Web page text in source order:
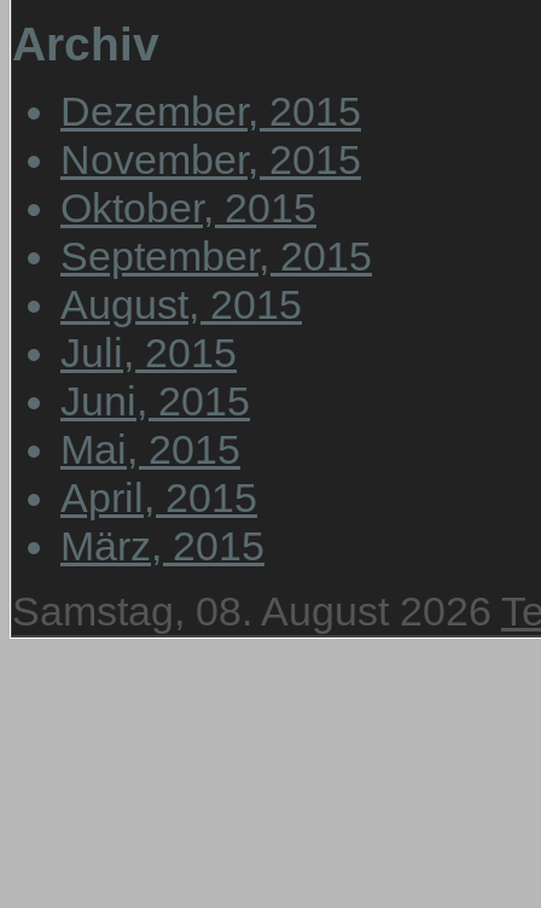
Archiv
Dezember, 2015
November, 2015
Oktober, 2015
September, 2015
August, 2015
Juli, 2015
Juni, 2015
Mai, 2015
April, 2015
März, 2015
Samstag, 08. August 2026